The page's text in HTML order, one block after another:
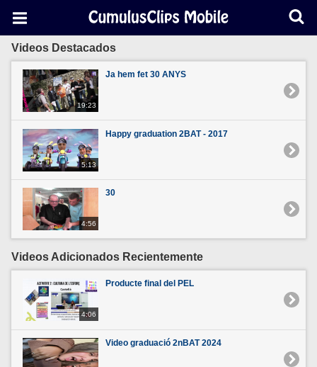
Videos Destacados
19:23
Ja hem fet 30 ANYS
5:13
Happy graduation 2BAT - 2017
4:56
30
Videos Adicionados Recientemente
4:06
Producte final del PEL
Video graduació 2nBAT 2024